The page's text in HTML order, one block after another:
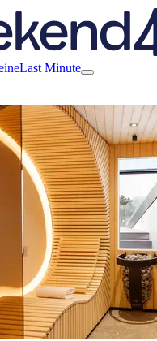
Last Minute